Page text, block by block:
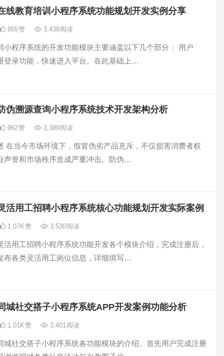
线教育培训小程序系统功能规划开发实例分享
955赞 3,438阅读
小程序系统的开发功能模块主要涵盖以下几个部分： 用户
登录功能，快速进入平台。在此基础上…
伪溯源查询小程序系统技术开发架构分析
962赞 3,389阅读
在当今市场环境下，假冒伪劣产品充斥，不仅损害消费者权
声誉和市场秩序造成严重冲击。防伪…
活用工招聘小程序系统核心功能规划开发实际案例
1.07K赞 3,530阅读
活用工招聘小程序系统功能开发各个模块介绍，完成注册后，
布各类灵活用工岗位信息，详细填写…
城社交搭子小程序系统APP开发案例功能分析
1.01K赞 3,401 阅读
城社交搭子小程序系统各功能模块的介绍。首先用户完成注册